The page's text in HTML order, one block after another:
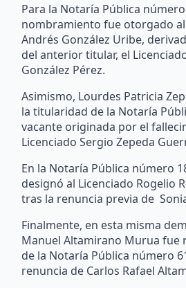
Para la Notaría Pública número
nombramiento fue otorgado al
Andrés González Uribe,
del anterior titular, el
González Pérez.
Asimismo, Lourdes Patricia
la titularidad de la Notaría
vacante originada por el
Licenciado Sergio Zepeda
En la Notaría Pública número
designó al Licenciado Rogelio
tras la renuncia previa de
Finalmente, en esta misma
Manuel Altamirano Murua
de la Notaría Pública número
renuncia de Carlos Rafael